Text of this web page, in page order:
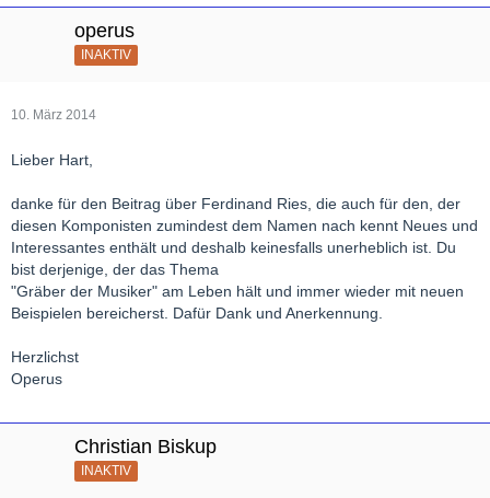
operus
INAKTIV
10. März 2014
Lieber Hart,
danke für den Beitrag über Ferdinand Ries, die auch für den, der
diesen Komponisten zumindest dem Namen nach kennt Neues und
Interessantes enthält und deshalb keinesfalls unerheblich ist. Du
bist derjenige, der das Thema
"Gräber der Musiker" am Leben hält und immer wieder mit neuen
Beispielen bereicherst. Dafür Dank und Anerkennung.
Herzlichst
Operus
Christian Biskup
INAKTIV